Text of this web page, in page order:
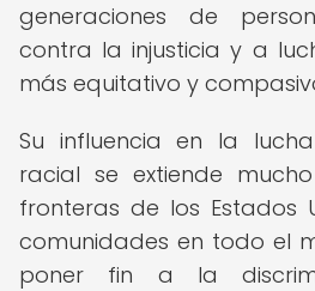
generaciones de
contra la injusticia y a
más equitativo y
Su influencia en la
racial se extiende
fronteras de los Estados
comunidades en todo el
poner fin a la